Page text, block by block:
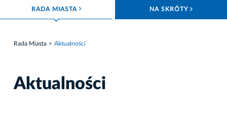
RADA MIASTAROZWIŃ MENU NA SKRÓTY
Rada Miasta Aktualności
Aktualności